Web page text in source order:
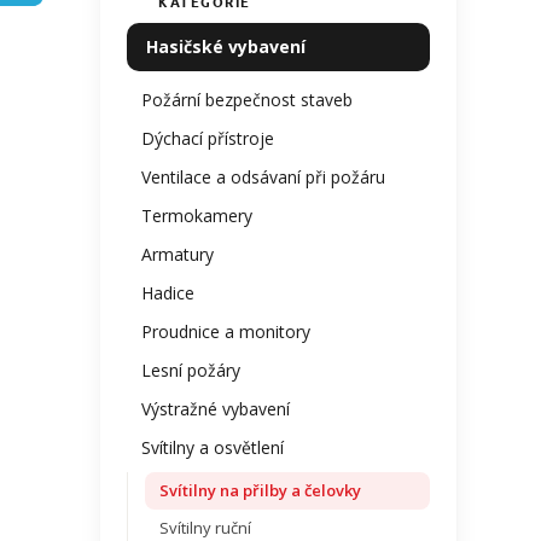
Přeskočit
kategorie
Hasičské vybavení
Požární bezpečnost staveb
Dýchací přístroje
Ventilace a odsávaní při požáru
Termokamery
Armatury
Hadice
Proudnice a monitory
Lesní požáry
Výstražné vybavení
Svítilny a osvětlení
Svítilny na přilby a čelovky
Svítilny ruční